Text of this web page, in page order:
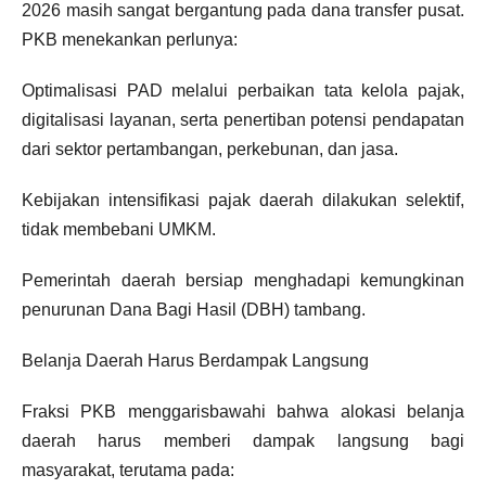
2026 masih sangat bergantung pada dana transfer pusat.
PKB menekankan perlunya:
Optimalisasi PAD melalui perbaikan tata kelola pajak,
digitalisasi layanan, serta penertiban potensi pendapatan
dari sektor pertambangan, perkebunan, dan jasa.
Kebijakan intensifikasi pajak daerah dilakukan selektif,
tidak membebani UMKM.
Pemerintah daerah bersiap menghadapi kemungkinan
penurunan Dana Bagi Hasil (DBH) tambang.
Belanja Daerah Harus Berdampak Langsung
Fraksi PKB menggarisbawahi bahwa alokasi belanja
daerah harus memberi dampak langsung bagi
masyarakat, terutama pada: